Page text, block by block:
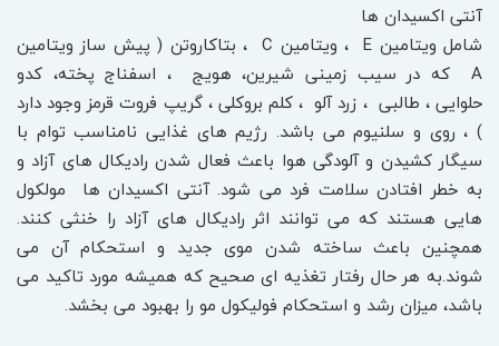
آنتی اکسیدان ها
شامل ویتامین E ، ویتامین C ، بتاکاروتن ( پیش ساز ویتامین
A که در سیب زمینی شیرین، هویج ، اسفناج پخته، کدو
حلوایی ، طالبی ، زرد آلو ، کلم بروکلی ، گریپ فروت قرمز وجود دارد
) ، روی و سلنیوم می باشد. رژیم های غذایی نامناسب توام با
سیگار کشیدن و آلودگی هوا باعث فعال شدن رادیکال های آزاد و
به خطر افتادن سلامت فرد می شود. آنتی اکسیدان ها مولکول
هایی هستند که می توانند اثر رادیکال های آزاد را خنثی کنند.
همچنین باعث ساخته شدن موی جدید و استحکام آن می
شوند.به هر حال رفتار تغذیه ای صحیح که همیشه مورد تاکید می
باشد، میزان رشد و استحکام فولیکول مو را بهبود می بخشد.